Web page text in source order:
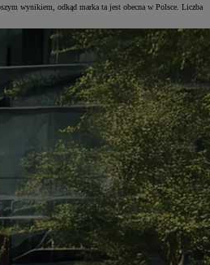
wynikiem, odkąd marka ta jest obecna w Polsce. Liczba